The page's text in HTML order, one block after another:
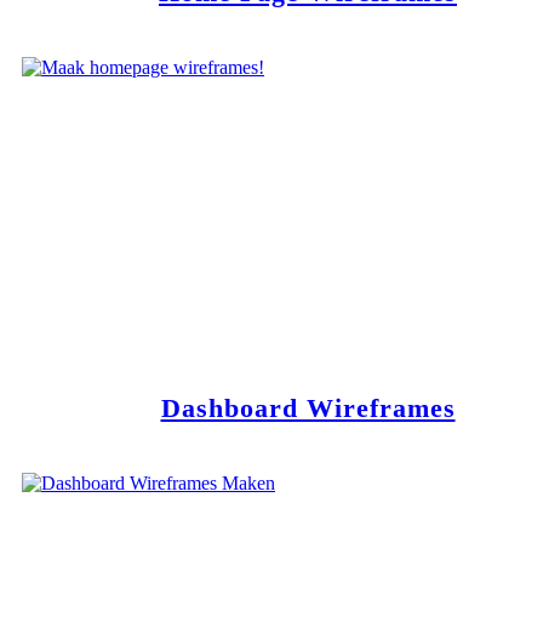
Dashboard Wireframes